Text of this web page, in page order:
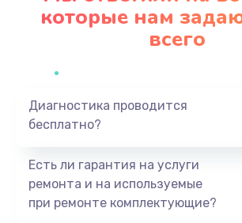
Замена
Заказать
которые нам
всего
Диагностика проводится
бесплатно?
Есть ли гарантия на услуги
ремонта и на используемые
при ремонте комплектующие?